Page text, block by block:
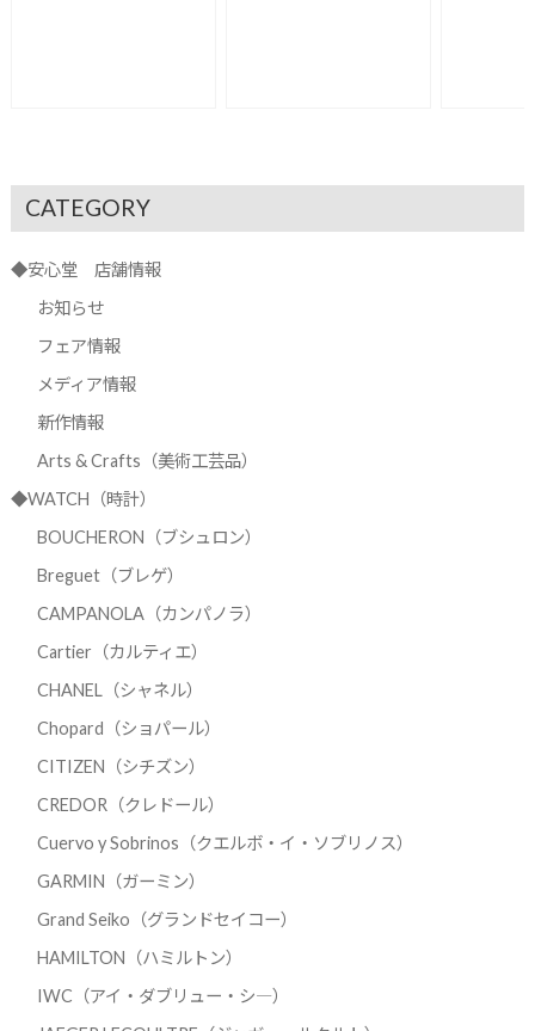
CATEGORY
◆安心堂 店舗情報
お知らせ
フェア情報
メディア情報
新作情報
Arts & Crafts（美術工芸品）
◆WATCH（時計）
BOUCHERON（ブシュロン）
Breguet（ブレゲ）
CAMPANOLA（カンパノラ）
Cartier（カルティエ）
CHANEL（シャネル）
Chopard（ショパール）
CITIZEN（シチズン）
CREDOR（クレドール）
Cuervo y Sobrinos（クエルボ・イ・ソブリノス）
GARMIN（ガーミン）
Grand Seiko（グランドセイコー）
HAMILTON（ハミルトン）
IWC（アイ・ダブリュー・シ―）